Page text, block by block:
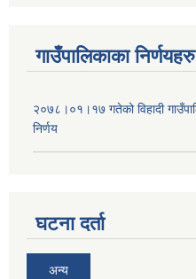
गाउँपालिकाका निर्णयहरु
२०७८।०१।१७ गतेको विहादी
निर्णय
घटना दर्ता
अन्य